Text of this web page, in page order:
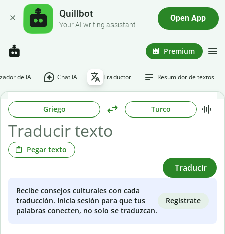
Quillbot
Your AI writing assistant
Open App
Premium
de IA Chat IA Traductor Resumidor de textos
Griego Turco
Pegar texto
Traducir
Recibe consejos culturales con cada
traducción. Inicia sesión para que tus
palabras conecten, no solo se traduzcan.
Regístrate